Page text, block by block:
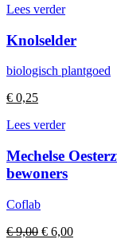
Lees verder
Knolselder
biologisch plantgoed
€ 0,25
Lees verder
Mechelse
bewoners
Coflab
€9,00 Oorspronkelijke
€ 6,00Huidige